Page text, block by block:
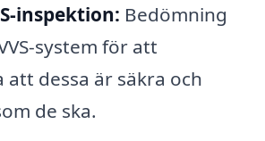
inspektion: Bedömning
system för att
att dessa är säkra och
de ska.